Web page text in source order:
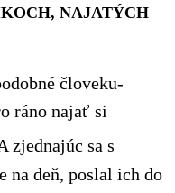
NAJATÝCH
človeku-
ráno najať si
zjednajúc sa s
na deň, poslal ich do